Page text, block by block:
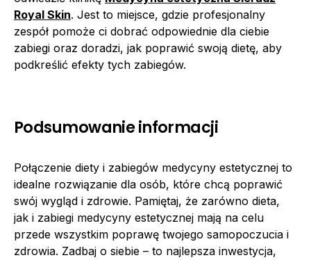
Royal Skin. Jest to miejsce, gdzie profesjonalny
zespół pomoże ci dobrać odpowiednie dla ciebie
zabiegi oraz doradzi, jak poprawić swoją dietę, aby
podkreślić efekty tych zabiegów.
Podsumowanie informacji
Połączenie diety i zabiegów medycyny estetycznej to
idealne rozwiązanie dla osób, które chcą poprawić
swój wygląd i zdrowie. Pamiętaj, że zarówno dieta,
jak i zabiegi medycyny estetycznej mają na celu
przede wszystkim poprawę twojego samopoczucia i
zdrowia. Zadbaj o siebie – to najlepsza inwestycja,